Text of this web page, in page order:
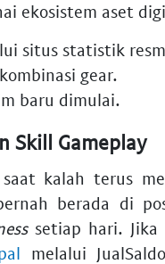
ekosistem aset
situs statistik
gear.
baru dimulai.
Skill Gameplay
kalah terus
berada di
setiap hari. Jika
melalui